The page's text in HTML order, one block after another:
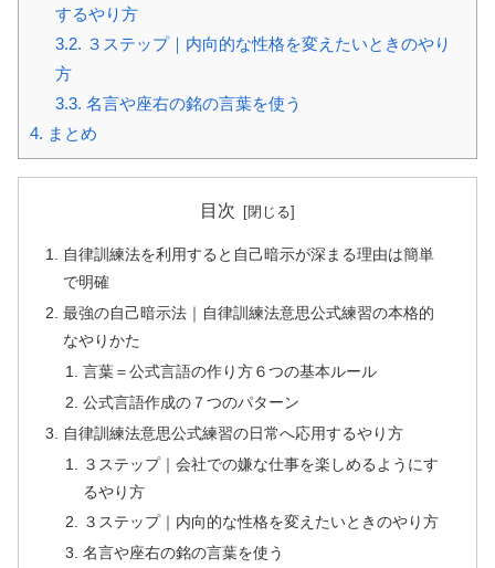
するやり方
3.2. ３ステップ｜内向的な性格を変えたいときのやり
方
3.3. 名言や座右の銘の言葉を使う
4. まとめ
目次
自律訓練法を利用すると自己暗示が深まる理由は簡単
で明確
最強の自己暗示法｜自律訓練法意思公式練習の本格的
なやりかた
言葉＝公式言語の作り方６つの基本ルール
公式言語作成の７つのパターン
自律訓練法意思公式練習の日常へ応用するやり方
３ステップ｜会社での嫌な仕事を楽しめるようにす
るやり方
３ステップ｜内向的な性格を変えたいときのやり方
名言や座右の銘の言葉を使う